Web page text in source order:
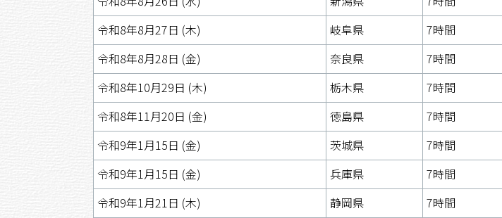
令和8年8月27日 (木)
岐阜県 7時間
令和8年8月28日 (金)
奈良県 7時間
令和8年10月29日 (木)
栃木県 7時間
令和8年11月20日 (金)
徳島県 7時間
令和9年1月15日 (金)
茨城県 7時間
令和9年1月15日 (金)
兵庫県 7時間
令和9年1月21日 (木)
静岡県 7時間